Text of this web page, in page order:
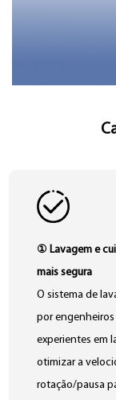
① Lavagem e
mais segura
O sistema de
por
experientes em
otimizar a
rotação/pausa